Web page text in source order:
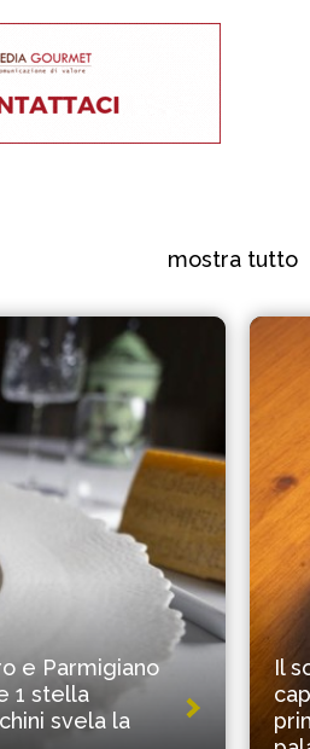
mostra tutto
e Parmigiano
1 stella
svela la
Il